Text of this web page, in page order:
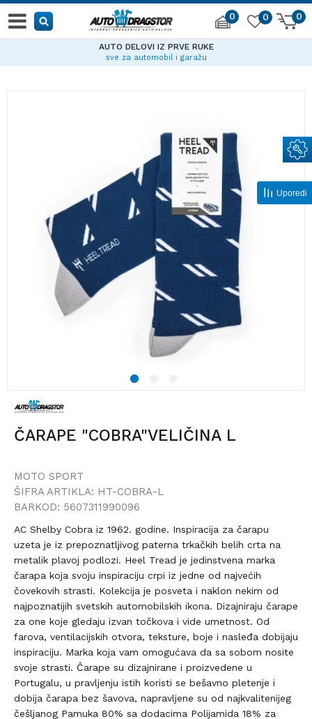
0 0
0
AUTO DELOVI IZ PRVE RUKE
sve za automobil i garažu
1
ČARAPE "COBRA"VELIČINA L
MOTO SPORT
ŠIFRA ARTIKLA: HT-COBRA-L
BARKOD: 5607311990096
AC Shelby Cobra iz 1962. godine. Inspiracija za čarapu
uzeta je iz prepoznatljivog paterna trkačkih belih crta na
metalik plavoj podlozi. Heel Tread je jedinstvena marka
čarapa koja svoju inspiraciju crpi iz jedne od najvećih
čovekovih strasti. Kolekcija je posveta i naklon nekim od
najpoznatijih svetskih automobilskih ikona. Dizajniraju čarape
za one koje gledaju izvan točkova i vide umetnost. Od
farova, ventilacijskih otvora, teksture, boje i nasleđa dobijaju
inspiraciju. Marka koja vam omogućava da sa sobom nosite
svoje strasti. Čarape su dizajnirane i proizvedene u
Portugalu, u pravljenju istih koristi se bešavno pletenje i
dobija čarapa bez šavova, napravljene su od najkvalitenijeg
češljanog Pamuka 80% sa dodacima Polijamida 18% za
Uporedi